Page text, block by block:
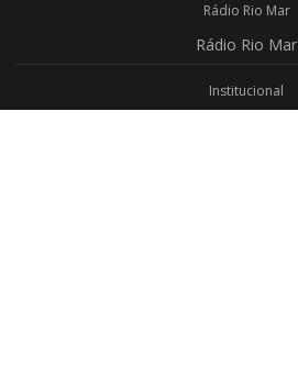
Rádio Rio Mar
Rádio Rio Mar
Institucional